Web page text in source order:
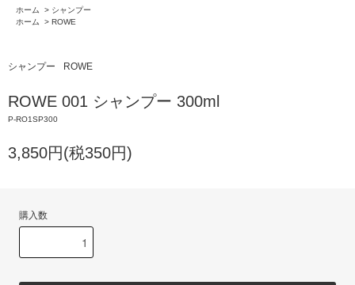
ホーム > シャンプー
ホーム
> ROWE
シャンプー ROWE
ROWE 001 シャンプー 300ml
P-RO1SP300
3,850円(税350円)
購入数